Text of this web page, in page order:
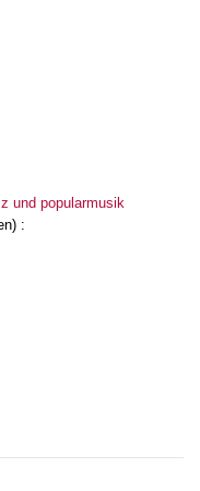
und popularmusik
: